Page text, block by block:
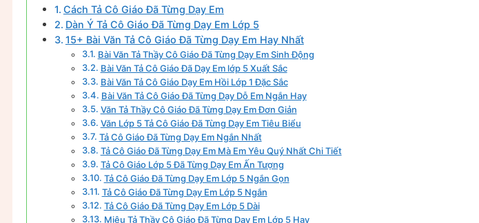
Cách Tả Cô Giáo Đã Từng Dạy Em
Dàn Ý Tả Cô Giáo Đã Từng Dạy Em Lớp 5
15+ Bài Văn Tả Cô Giáo Đã Từng Dạy Em Hay Nhất
Bài Văn Tả Thầy Cô Giáo Đã Từng Dạy Em Sinh Động
Bài Văn Tả Cô Giáo Đã Dạy Em lớp 5 Xuất Sắc
Bài Văn Tả Cô Giáo Dạy Em Hồi Lớp 1 Đặc Sắc
Bài Văn Tả Cô Giáo Đã Từng Dạy Dỗ Em Ngắn Hay
Văn Tả Thầy Cô Giáo Đã Từng Dạy Em Đơn Giản
Văn Lớp 5 Tả Cô Giáo Đã Từng Dạy Em Tiêu Biểu
Tả Cô Giáo Đã Từng Dạy Em Ngắn Nhất
Tả Cô Giáo Đã Từng Dạy Em Mà Em Yêu Quý Nhất Chi Tiết
Tả Cô Giáo Lớp 5 Đã Từng Dạy Em Ấn Tượng
Tả Cô Giáo Đã Từng Dạy Em Lớp 5 Ngắn Gọn
Tả Cô Giáo Đã Từng Dạy Em Lớp 5 Ngắn
Tả Cô Giáo Đã Từng Dạy Em Lớp 5 Dài
Miêu Tả Thầy Cô Giáo Đã Từng Dạy Em Lớp 5 Hay